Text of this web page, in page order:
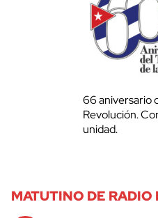
66 aniversario
Revolución.
unidad.
MATUTINO DE RADIO